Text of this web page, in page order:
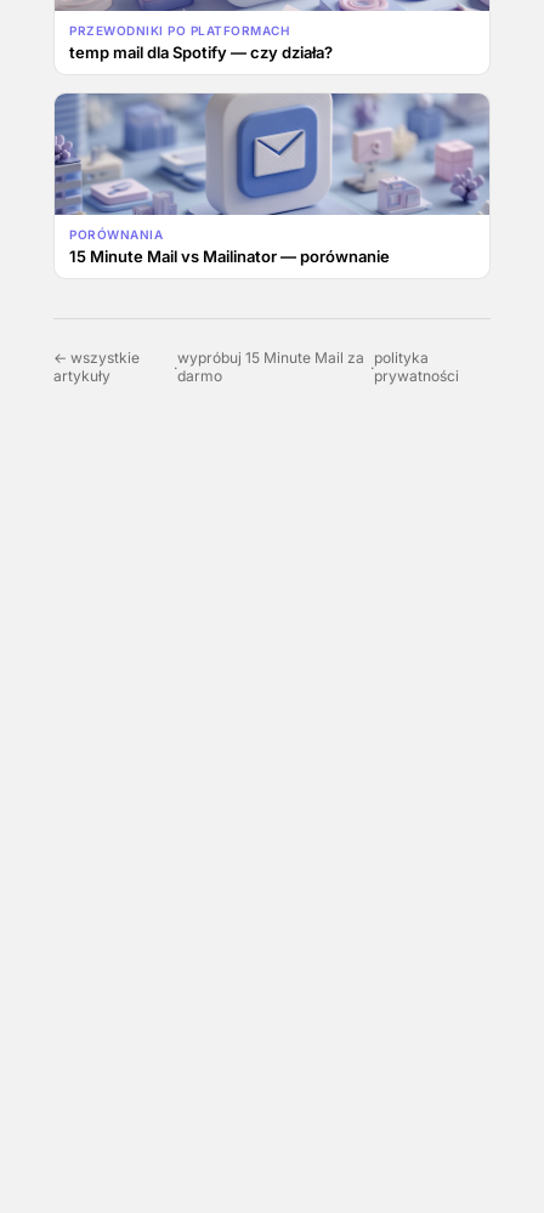
PRZEWODNIKI PO PLATFORMACH
temp mail dla Spotify — czy działa?
PORÓWNANIA
15 Minute Mail vs Mailinator — porównanie
← wszystkie
artykuły
·wypróbuj 15 Minute Mail za
darmo
·polityka
prywatności